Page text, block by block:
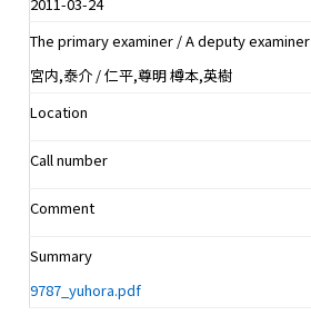
The primary examiner / A deputy examiner
宮内,泰介 / 仁平,尊明 樽本,英樹
Location
Call number
Comment
Summary
9787_yuhora.pdf